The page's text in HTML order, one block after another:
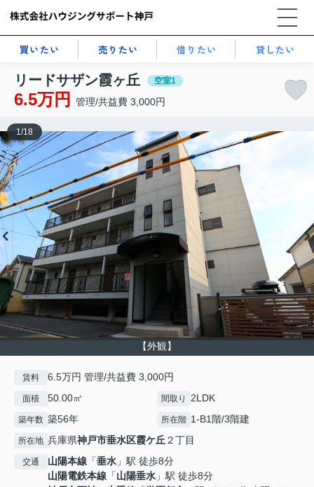
買いたい 売りたい 借りたい 貸したい
リードサザン霞ヶ丘 空室1
6.5万円 管理/共益費 3,000円
【外観】
1/18
賃料 6.5万円 管理/共益費 3,000円
面積 50.00㎡ 間取り 2LDK
築年数 築56年 所在階 1-B1階/3階建
所在地 兵庫県神戸市垂水区霞ケ丘 ２丁目
交通 山陽本線 「垂水 」駅 徒歩8分
山陽電鉄本線 「山陽垂水 」駅 徒歩8分